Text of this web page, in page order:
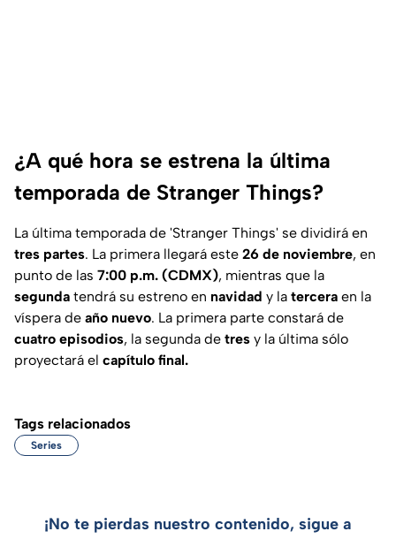
¿A qué hora se estrena la última
temporada de Stranger Things?
La última temporada de 'Stranger Things' se dividirá en
tres partes. La primera llegará este 26 de noviembre, en
punto de las 7:00 p.m. (CDMX), mientras que la
segunda tendrá su estreno en navidad y la tercera en la
víspera de año nuevo. La primera parte constará de
cuatro episodios, la segunda de tres y la última sólo
proyectará el capítulo final.
Tags relacionados
Series
¡No te pierdas nuestro contenido, sigue a